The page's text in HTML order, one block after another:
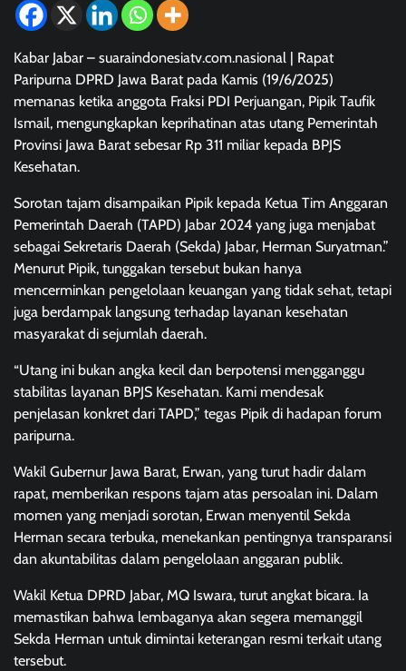
Kabar Jabar – suaraindonesiatv.com.nasional | Rapat
Paripurna DPRD Jawa Barat pada Kamis (19/6/2025)
memanas ketika anggota Fraksi PDI Perjuangan, Pipik Taufik
Ismail, mengungkapkan keprihatinan atas utang Pemerintah
Provinsi Jawa Barat sebesar Rp 311 miliar kepada BPJS
Kesehatan.
Sorotan tajam disampaikan Pipik kepada Ketua Tim Anggaran
Pemerintah Daerah (TAPD) Jabar 2024 yang juga menjabat
sebagai Sekretaris Daerah (Sekda) Jabar, Herman Suryatman.”
Menurut Pipik, tunggakan tersebut bukan hanya
mencerminkan pengelolaan keuangan yang tidak sehat, tetapi
juga berdampak langsung terhadap layanan kesehatan
masyarakat di sejumlah daerah.
“Utang ini bukan angka kecil dan berpotensi mengganggu
stabilitas layanan BPJS Kesehatan. Kami mendesak
penjelasan konkret dari TAPD,” tegas Pipik di hadapan forum
paripurna.
Wakil Gubernur Jawa Barat, Erwan, yang turut hadir dalam
rapat, memberikan respons tajam atas persoalan ini. Dalam
momen yang menjadi sorotan, Erwan menyentil Sekda
Herman secara terbuka, menekankan pentingnya transparansi
dan akuntabilitas dalam pengelolaan anggaran publik.
Wakil Ketua DPRD Jabar, MQ Iswara, turut angkat bicara. Ia
memastikan bahwa lembaganya akan segera memanggil
Sekda Herman untuk dimintai keterangan resmi terkait utang
tersebut.